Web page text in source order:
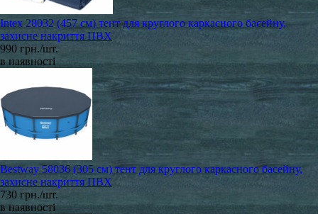
Intex 28032 (457 см) тент для круглого каркасного басейну,
захисне накриття ПВХ
990 грн./шт.
в наявності
Bestway 58036 (305 см) тент для круглого каркасного басейну,
захисне накриття ПВХ
730 грн./шт.
в наявності